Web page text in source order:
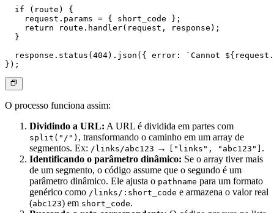
  if (route) {
    request.params = { short_code };
    return route.handler(request, response);
  }
response.status(404).json({ error: `Cannot
O processo funciona assim:
Dividindo a URL: A URL é dividida em partes com
split("/") , transformando o caminho em um array de
segmentos. Ex: /links/abc123 → ["links", "abc123"] .
Identificando o parâmetro dinâmico: Se o array tiver mais
de um segmento, o código assume que o segundo é um
parâmetro dinâmico. Ele ajusta o pathname para um formato
genérico como /links/:short_code e armazena o valor real
(abc123) em short_code.